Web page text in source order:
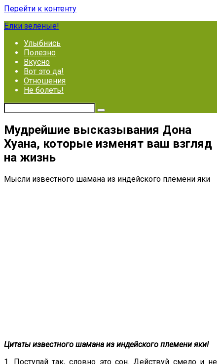
Перейти к контенту
Ёлки зелёные!
Улыбнись
Полезно
Вкусно
Вот это да!
Отношения
Не болеть!
Мудрейшие высказывания Дона
Хуана, которые изменят ваш взгляд
на жизнь
Мысли известного шамана из индейского племени яки
Цитаты известного шамана из индейского племени яки!
1. Поступай так, словно это сон. Действуй смело и не